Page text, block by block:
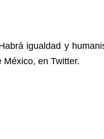
igualdad y
en Twitter.